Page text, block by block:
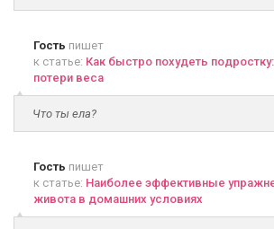
Гость пишет
к статье: Как быстро похудеть
потери веса
Что ты ела?
Гость пишет
к статье: Наиболее эффективные
живота в домашних условиях